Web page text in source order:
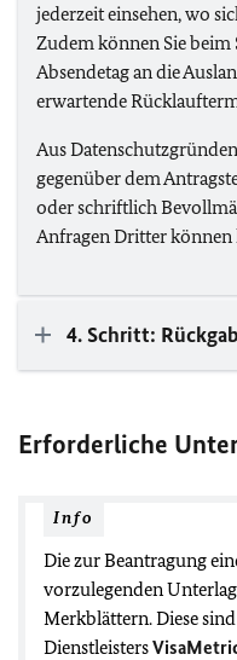
jederzeit einsehen, wo
Zudem können Sie
Absendetag an die
erwartende
Aus
gegenüber dem
oder schriftlich
Anfragen Dritter
4. Schritt:
Erforderliche
Info
Die zur Beantragung
vorzulegenden
Merkblättern. Diese
Dienstleisters